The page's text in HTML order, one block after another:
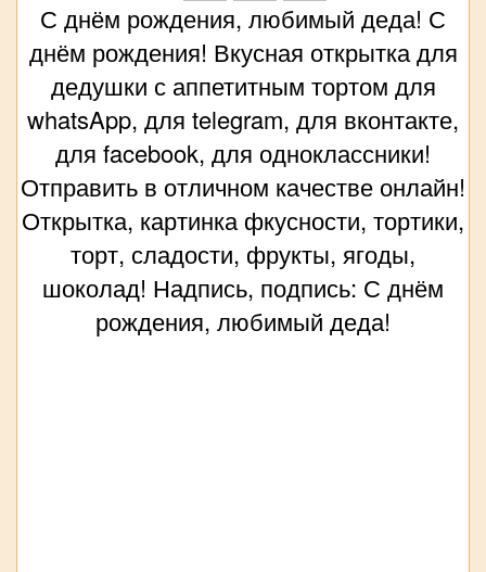
С днём рождения, любимый деда! С
днём рождения! Вкусная открытка для
дедушки с аппетитным тортом для
whatsApp, для telegram, для вконтакте,
для facebook, для одноклассники!
Отправить в отличном качестве онлайн!
Открытка, картинка фкусности, тортики,
торт, сладости, фрукты, ягоды,
шоколад! Надпись, подпись: С днём
рождения, любимый деда!